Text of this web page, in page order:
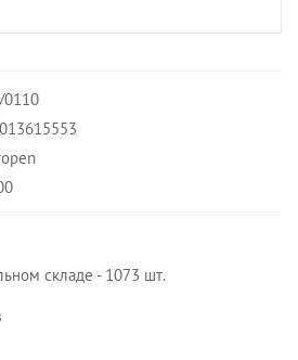
0110
складе - 1073 шт.